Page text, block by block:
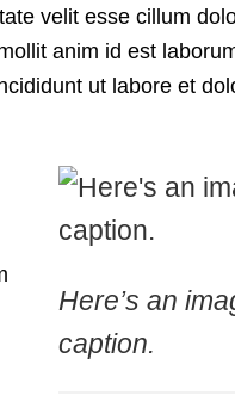
velit esse cillum
anim id est
ut labore et
Here’s an
caption.